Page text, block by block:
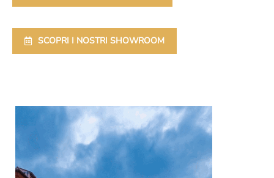
SCOPRI I NOSTRI SHOWROOM